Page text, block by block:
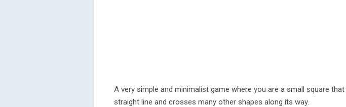
A very simple and minimalist game where you are a small square
straight line and crosses many other shapes along its way.